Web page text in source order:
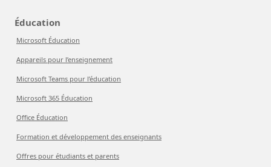
Éducation
Microsoft Éducation
Appareils pour l’enseignement
Microsoft Teams pour l’éducation
Microsoft 365 Éducation
Office Éducation
Formation et développement des enseignants
Offres pour étudiants et parents